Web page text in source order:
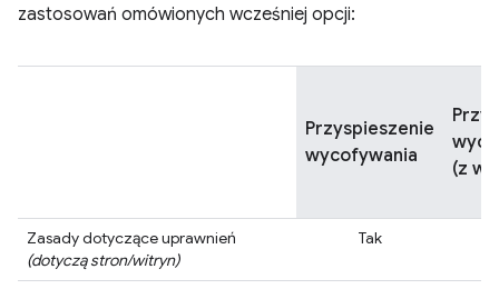
zastosowań omówionych wcześniej opcji:
Przyspieszenie
wycofywania
(z
Zasady dotyczące uprawnień
(dotyczą stron/witryn)
Tak